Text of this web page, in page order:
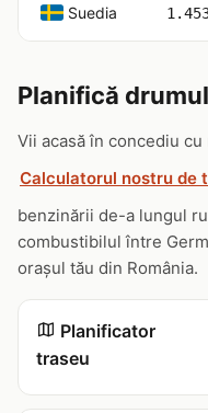
Suedia
Planifică
Vii acasă în concediu
Calculatorul nostru de
benzinării de-a lungul
combustibilul între
orașul tău din România.
Planificator
traseu